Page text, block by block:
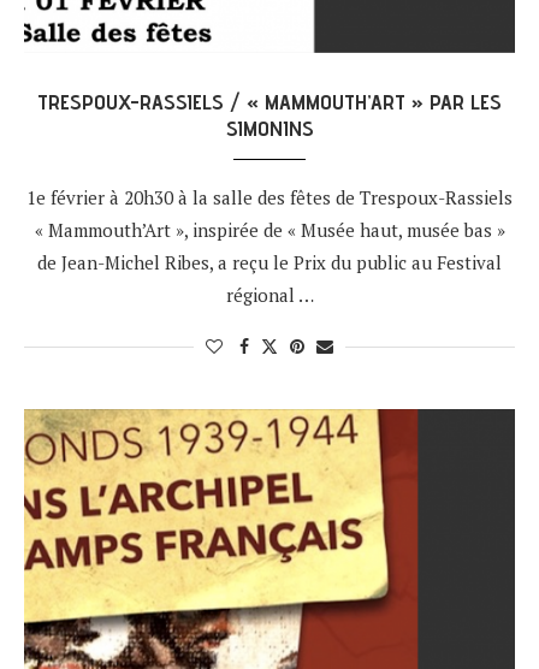
TRESPOUX-RASSIELS / « MAMMOUTH’ART » PAR LES
SIMONINS
1e février à 20h30 à la salle des fêtes de Trespoux-Rassiels
« Mammouth’Art », inspirée de « Musée haut, musée bas »
de Jean-Michel Ribes, a reçu le Prix du public au Festival
régional …